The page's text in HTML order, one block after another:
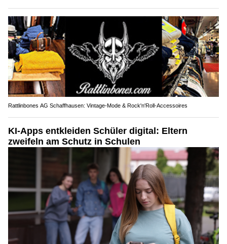
Rattlinbones AG Schaffhausen: Vintage-Mode & Rock'n'Roll-Accessoires
KI-Apps entkleiden Schüler digital: Eltern
zweifeln am Schutz in Schulen